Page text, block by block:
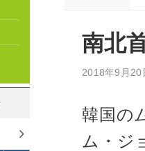
南北
2018年9月20
韓国の
ム・ジ